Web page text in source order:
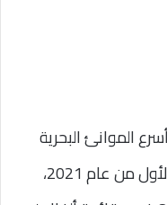
الموانئ البحرية
نمواً في الشرق الأوسط خلال الربع الأول من عام 2021،